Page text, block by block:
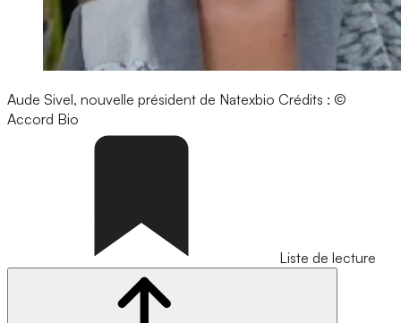
Aude Sivel, nouvelle président de Natexbio Crédits : ©
Accord Bio
Liste de lecture